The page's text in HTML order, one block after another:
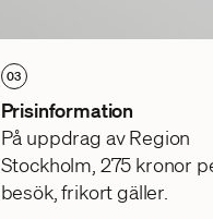
03
Prisinformation
På uppdrag av Region
Stockholm, 275 kronor
besök, frikort gäller.